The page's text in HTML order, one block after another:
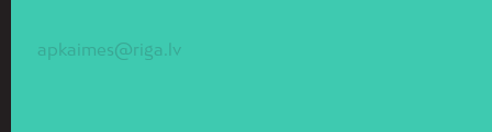
apkaimes@riga.lv